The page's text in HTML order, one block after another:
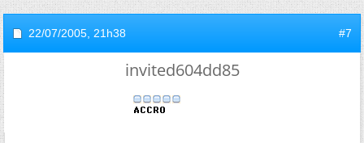
22/07/2005, 21h38 #7
invited604dd85